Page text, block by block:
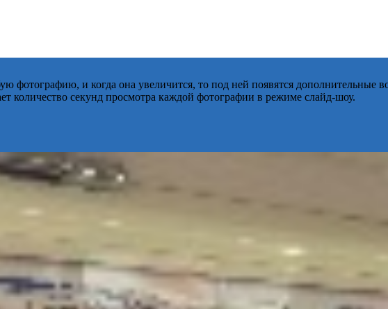
фотографию, и когда она увеличится, то под ней появятся дополнительные
количество секунд просмотра каждой фотографии в режиме слайд-шоу.